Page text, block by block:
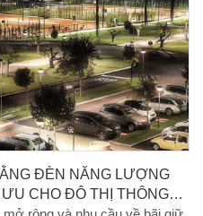
ĐÈN NĂNG LƯỢNG
CHO ĐÔ THỊ THÔNG